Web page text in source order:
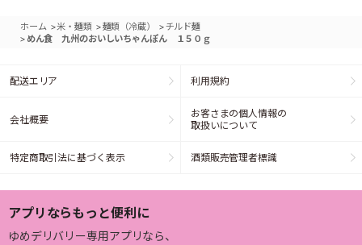
ホーム >米・麺類 >麺類（冷蔵） >チルド麺
> めん食 九州のおいしいちゃんぽん １５０ｇ
配送エリア 利用規約
会社概要
お客さまの個人情報の
取扱いについて
特定商取引法に基づく表示 酒類販売管理者標識
アプリならもっと便利に
ゆめデリバリー専用アプリなら、